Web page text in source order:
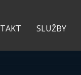
SLUŽBY